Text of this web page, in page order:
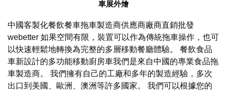
車展外燴
中國客製化餐飲餐車拖車製造商供應商廠商直銷批發
webetter 如果空間有限，裝置可以作為傳統拖車操作，也可
以快速輕鬆地轉換為完整的多層移動餐廳體驗。 餐飲食品
車新設計的多功能移動廚房車我們是來自中國的專業食品拖
車製造商。 我們擁有自己的工廠和多年的製造經驗，多次
出口到美國、歐洲、澳洲等許多國家。 我們可以根據您的